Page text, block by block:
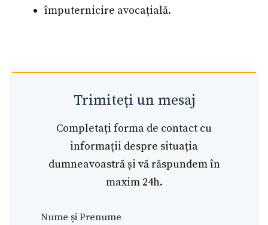
împuternicire avocațială.
Trimiteți un mesaj
Completați forma de contact cu
informații despre situația
dumneavoastră și vă răspundem în
maxim 24h.
Leave